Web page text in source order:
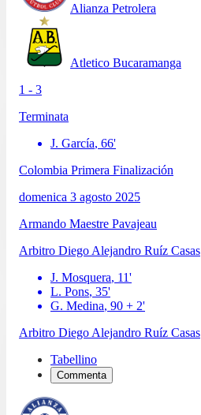
Alianza Petrolera
Atletico Bucaramanga
1 - 3
Terminata
J. García, 66'
Colombia Primera Finalización
domenica 3 agosto 2025
Armando Maestre Pavajeau
Arbitro Diego Alejandro Ruíz Casas
J. Mosquera, 11'
L. Pons, 35'
G. Medina, 90 + 2'
Arbitro Diego Alejandro Ruíz Casas
Tabellino
Commenta